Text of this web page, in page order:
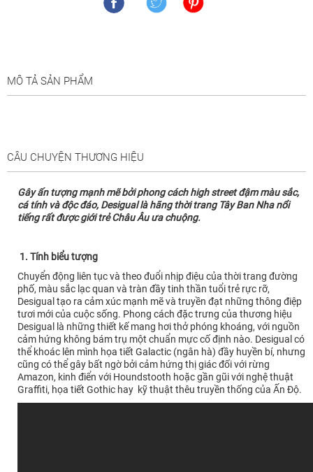
MÔ TẢ SẢN PHẨM
CÂU CHUYỆN THƯƠNG HIỆU
Gây ấn tượng mạnh mẽ bởi phong cách high street đậm màu sắc,
cá tính và độc đáo, Desigual là hãng thời trang Tây Ban Nha nổi
tiếng rất được giới trẻ Châu Âu ưa chuộng.
1. Tính biểu tượng
Chuyển động liên tục và theo đuổi nhịp điệu của thời trang đường
phố, màu sắc lạc quan và tràn đầy tinh thần tuổi trẻ rực rỡ,
Desigual tạo ra cảm xúc mạnh mẽ và truyền đạt những thông điệp
tươi mới của cuộc sống. Phong cách đặc trưng của thương hiệu
Desigual là những thiết kế mang hơi thở phóng khoáng, với nguồn
cảm hứng không bám trụ một chuẩn mực cố định nào. Desigual có
thể khoác lên mình họa tiết Galactic (ngân hà) đầy huyền bí, nhưng
cũng có thể gây bất ngờ bởi cảm hứng thị giác đối với rừng
Amazon, kinh điển với Houndstooth hoặc gần gũi với nghệ thuật
Graffiti, họa tiết Gothic hay kỹ thuật thêu truyền thống của Ấn Độ.